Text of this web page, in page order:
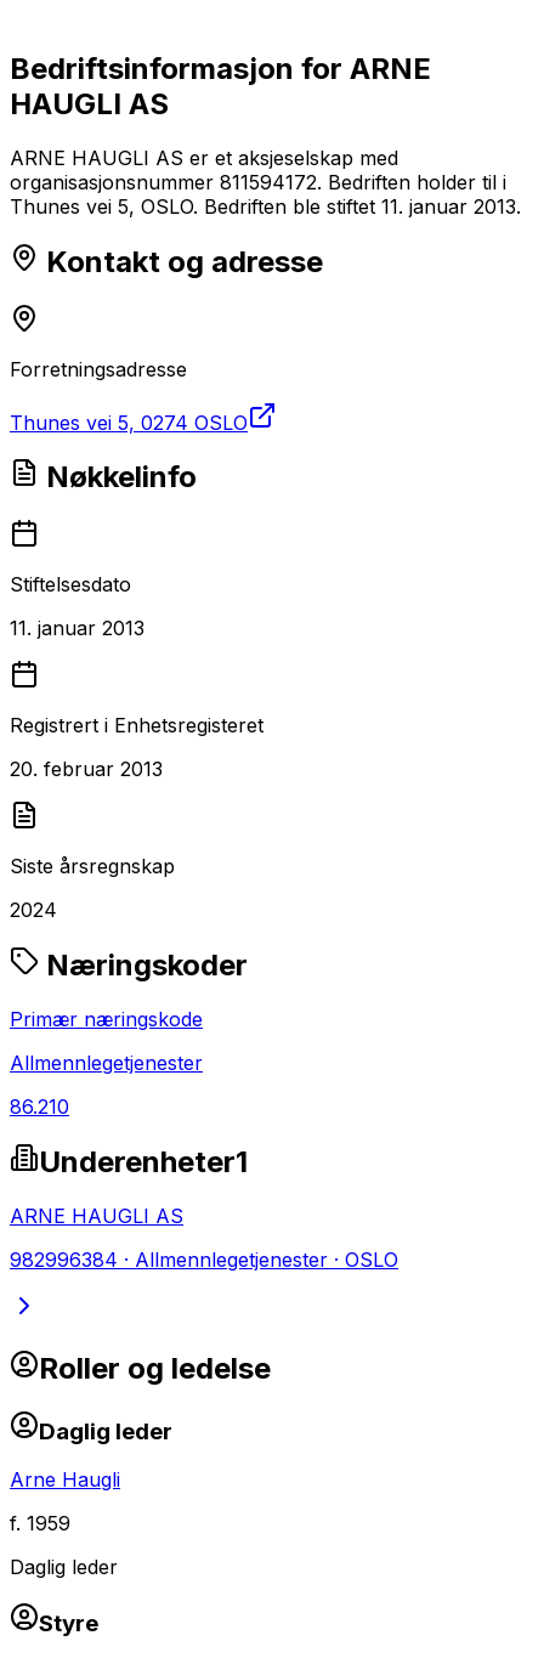
Bedriftsinformasjon for ARNE
HAUGLI AS
ARNE HAUGLI AS er et aksjeselskap med
organisasjonsnummer 811594172. Bedriften holder til i
Thunes vei 5, OSLO. Bedriften ble stiftet 11. januar 2013.
Kontakt og adresse
Forretningsadresse
Thunes vei 5, 0274 OSLO
Nøkkelinfo
Stiftelsesdato
11. januar 2013
Registrert i Enhetsregisteret
20. februar 2013
Siste årsregnskap
2024
Næringskoder
Primær næringskode
Allmennlegetjenester
86.210
Underenheter1
ARNE HAUGLI AS
982996384 · Allmennlegetjenester · OSLO
Roller og ledelse
Daglig leder
Arne Haugli
f. 1959
Daglig leder
Styre